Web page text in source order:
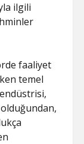
ilgili
faaliyet
temel